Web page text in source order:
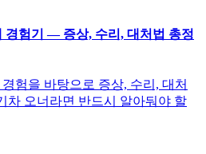
경험기 — 증상, 수리, 대처법 총정
험을 바탕으로 증상, 수리, 대처
차 오너라면 반드시 알아둬야 할